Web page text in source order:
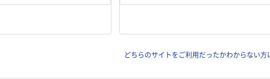
どちらのサイトをご利用だったかわからない方